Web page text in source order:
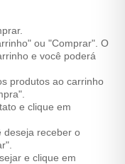
ou "Comprar". O
e você poderá
produtos ao carrinho
e clique em
deseja receber o
e clique em